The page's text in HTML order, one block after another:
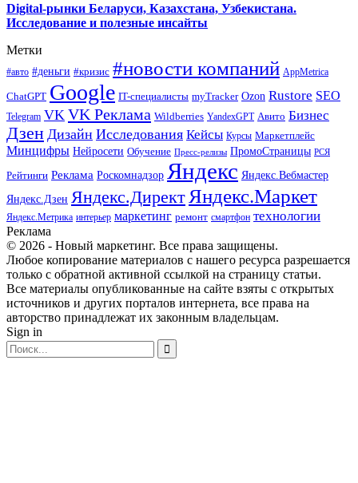
Digital-рынки Беларуси, Казахстана, Узбекистана.
Исследование и полезные инсайты
Метки
#авто #деньги #кризис #новости компаний AppMetrica
ChatGPT Google IT-специалисты myTracker Ozon Rustore SEO
Telegram VK VK Реклама Wildberries YandexGPT Авито Бизнес
Дзен Дизайн Исследования Кейсы Курсы Маркетплейс
Минцифры Нейросети Обучение Пресс-релизы ПромоСтраницы РСЯ
Рейтинги Реклама Роскомнадзор Яндекс Яндекс.Вебмастер
Яндекс.Дзен Яндекс.ДиректЯндекс.Маркет
Яндекс.Метрика интерьер маркетинг ремонт смартфон технологии
Реклама
© 2026 - Новый маркетинг. Все права защищены.
Любое копирование материалов с нашего ресурса разрешается
только с обратной активной ссылкой на страницу статьи.
Все материалы опубликованные на сайте взяты с открытых
источников и других порталов интернета, все права на
авторство принадлежат их законным владельцам.
Sign in